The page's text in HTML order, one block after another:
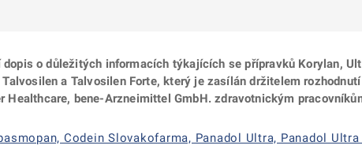
o důležitých informacích týkajících se přípravků Korylan,
a Talvosilen Forte, který je zasílán držitelem
Healthcare, bene-Arzneimittel GmbH. zdravotnickým
Codein Slovakofarma, Panadol Ultra, Panadol